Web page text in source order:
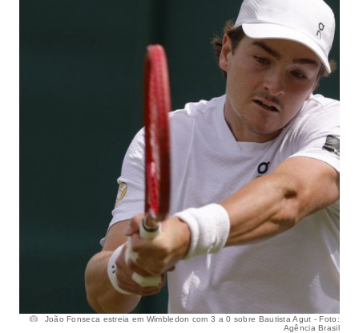
João Fonseca estreia em Wimbledon com 3 a 0 sobre Bautista Agut - Foto:
Agência Brasil